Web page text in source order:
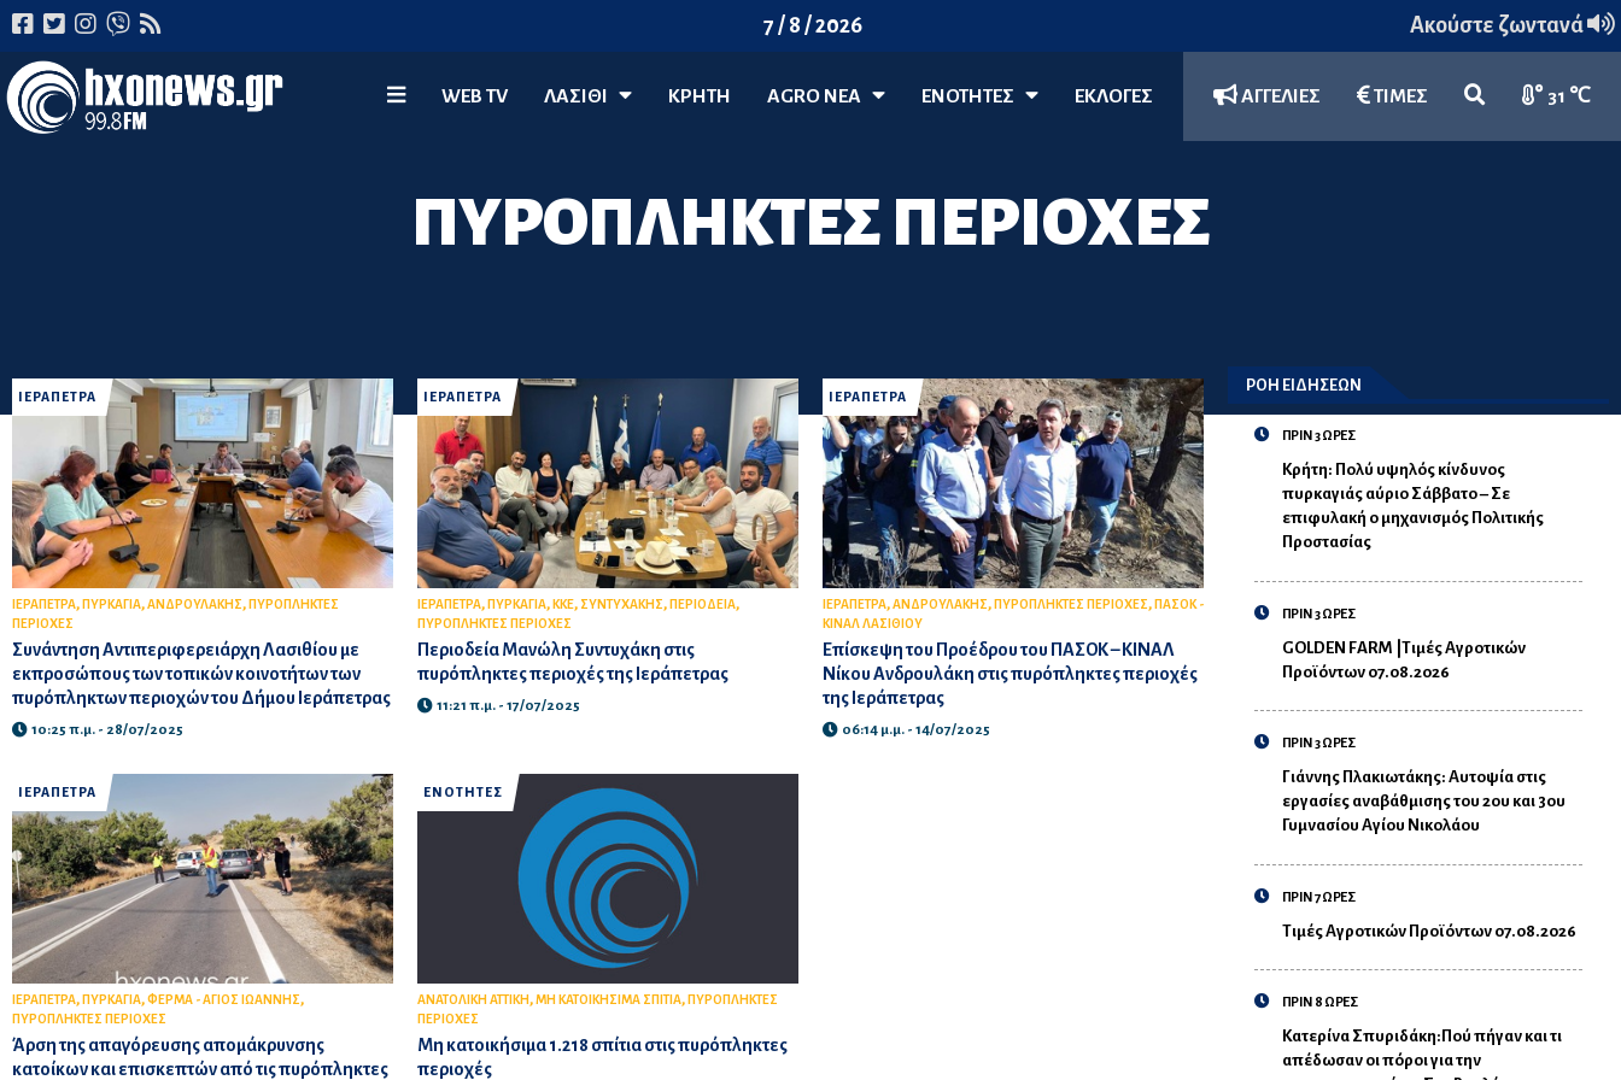
7 / 8 / 2026 Ακούστε ζωντανά
WEB TV ΛΑΣΊΘΙ ΚΡΗΤΗ AGRO ΝΈΑ ΕΝΟΤΗΤΕΣ ΕΚΛΟΓΕΣ ΑΓΓΕΛΙΕΣ ΤΙΜΕΣ 31 ℃
ΠΥΡΟΠΛΗΚΤΕΣ ΠΕΡΙΟΧΕΣ
ΙΕΡΑΠΕΤΡΑ
ΙΕΡΑΠΕΤΡΑ, ΠΥΡΚΑΓΙΑ,ΑΝΔΡΟΥΛΑΚΗΣ, ΠΥΡΟΠΛΗΚΤΕΣ
ΠΕΡΙΟΧΕΣ
Συνάντηση Αντιπεριφερειάρχη Λασιθίου με
εκπροσώπους των τοπικών κοινοτήτων των
πυρόπληκτων περιοχών του Δήμου Ιεράπετρας
10:25 π.μ. - 28/07/2025
ΙΕΡΑΠΕΤΡΑ
ΙΕΡΑΠΕΤΡΑ, ΠΥΡΚΑΓΙΑ, ΚΚΕ, ΣΥΝΤΥΧΑΚΗΣ, ΠΕΡΙΟΔΕΙΑ,
ΠΥΡΟΠΛΗΚΤΕΣ ΠΕΡΙΟΧΕΣ
Περιοδεία Μανώλη Συντυχάκη στις
πυρόπληκτες περιοχές της Ιεράπετρας
11:21 π.μ. - 17/07/2025
ΙΕΡΑΠΕΤΡΑ
ΙΕΡΑΠΕΤΡΑ,ΑΝΔΡΟΥΛΑΚΗΣ, ΠΥΡΟΠΛΗΚΤΕΣ ΠΕΡΙΟΧΕΣ, ΠΑΣΟΚ -
ΚΙΝΑΛ ΛΑΣΙΘΙΟΥ
Επίσκεψη του Προέδρου του ΠΑΣΟΚ – ΚΙΝΑΛ
Νίκου Ανδρουλάκη στις πυρόπληκτες περιοχές
της Ιεράπετρας
06:14 μ.μ. - 14/07/2025
ΙΕΡΑΠΕΤΡΑ
ΙΕΡΑΠΕΤΡΑ, ΠΥΡΚΑΓΙΑ,ΦΕΡΜΑ - ΑΓΙΟΣ ΙΩΑΝΝΗΣ,
ΠΥΡΟΠΛΗΚΤΕΣ ΠΕΡΙΟΧΕΣ
Άρση της απαγόρευσης απομάκρυνσης
κατοίκων και επισκεπτών από τις πυρόπληκτες
ΕΝΟΤΗΤΕΣ
ΑΝΑΤΟΛΙΚΗ ΑΤΤΙΚΗ,ΜΗ ΚΑΤΟΙΚΗΣΙΜΑ ΣΠΙΤΙΑ, ΠΥΡΟΠΛΗΚΤΕΣ
ΠΕΡΙΟΧΕΣ
Μη κατοικήσιμα 1.218 σπίτια στις πυρόπληκτες
περιοχές
ΡΟΗ ΕΙΔΗΣΕΩΝ
ΠΡΙΝ 3 ΩΡΕΣ
Κρήτη: Πολύ υψηλός κίνδυνος
πυρκαγιάς αύριο Σάββατο – Σε
επιφυλακή ο μηχανισμός Πολιτικής
Προστασίας
ΠΡΙΝ 3 ΩΡΕΣ
GOLDEN FARM |Τιμές Αγροτικών
Προϊόντων 07.08.2026
ΠΡΙΝ 3 ΩΡΕΣ
Γιάννης Πλακιωτάκης: Αυτοψία στις
εργασίες αναβάθμισης του 2ου και 3ου
Γυμνασίου Αγίου Νικολάου
ΠΡΙΝ 7 ΩΡΕΣ
Τιμές Αγροτικών Προϊόντων 07.08.2026
ΠΡΙΝ 8 ΩΡΕΣ
Κατερίνα Σπυριδάκη:Πού πήγαν και τι
απέδωσαν οι πόροι για την